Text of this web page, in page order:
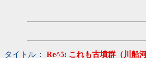
タイトル ： Re^5: これも古墳群（川船